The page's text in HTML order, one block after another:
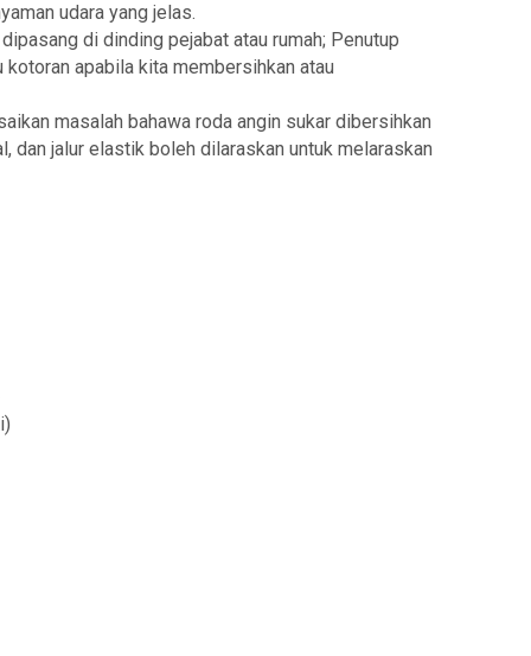
udara yang jelas.
di dinding pejabat atau rumah; Penutup
apabila kita membersihkan atau
masalah bahawa roda angin sukar dibersihkan
dan jalur elastik boleh dilaraskan untuk melaraskan